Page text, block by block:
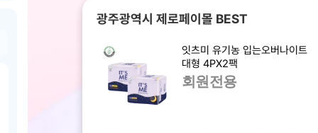
광주광역시 제로페이몰 BEST
잇츠미 유기농 입는오버나이트
대형 4PX2팩
회원전용